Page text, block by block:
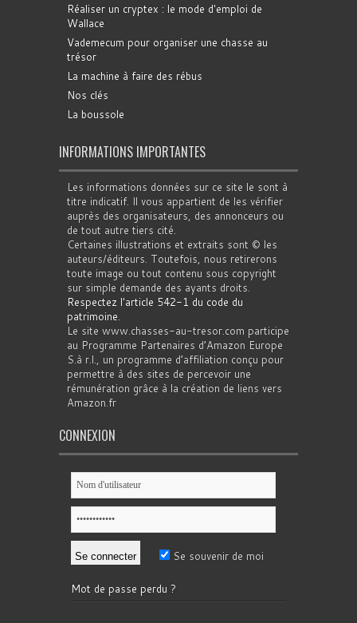
Réaliser un cryptex : le mode d'emploi de
Wallace
Vademecum pour organiser une chasse au
trésor
La machine à faire des rébus
Nos clés
La boussole
INFORMATIONS IMPORTANTES
Les informations données sur ce site le sont à
titre indicatif. Il vous appartient de les vérifier
auprès des organisateurs, des annonceurs ou
de tout autre tiers cité.
Certaines illustrations et extraits sont © les
auteurs/éditeurs. Toutefois, nous retirerons
toute image ou tout contenu sous copyright
sur simple demande des ayants droits.
Respectez l'article 542-1 du code du
patrimoine.
Le site www.chasses-au-tresor.com participe
au Programme Partenaires d’Amazon Europe
S.à r.l., un programme d’affiliation conçu pour
permettre à des sites de percevoir une
rémunération grâce à la création de liens vers
Amazon.fr
CONNEXION
Se souvenir de moi
Mot de passe perdu ?